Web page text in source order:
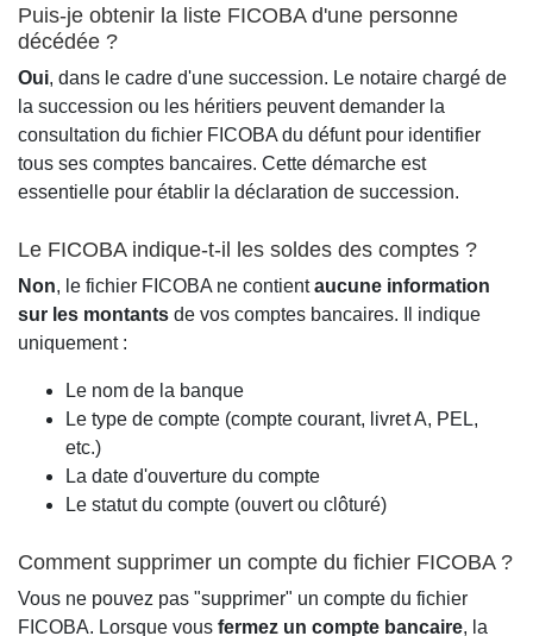
Puis-je obtenir la liste FICOBA d'une personne
décédée ?
Oui, dans le cadre d'une succession. Le notaire chargé de
la succession ou les héritiers peuvent demander la
consultation du fichier FICOBA du défunt pour identifier
tous ses comptes bancaires. Cette démarche est
essentielle pour établir la déclaration de succession.
Le FICOBA indique-t-il les soldes des comptes ?
Non, le fichier FICOBA ne contientaucune information
sur les montants de vos comptes bancaires. Il indique
uniquement :
Le nom de la banque
Le type de compte (compte courant, livret A, PEL,
etc.)
La date d'ouverture du compte
Le statut du compte (ouvert ou clôturé)
Comment supprimer un compte du fichier FICOBA ?
Vous ne pouvez pas "supprimer" un compte du fichier
FICOBA. Lorsque vous fermez un compte bancaire, la